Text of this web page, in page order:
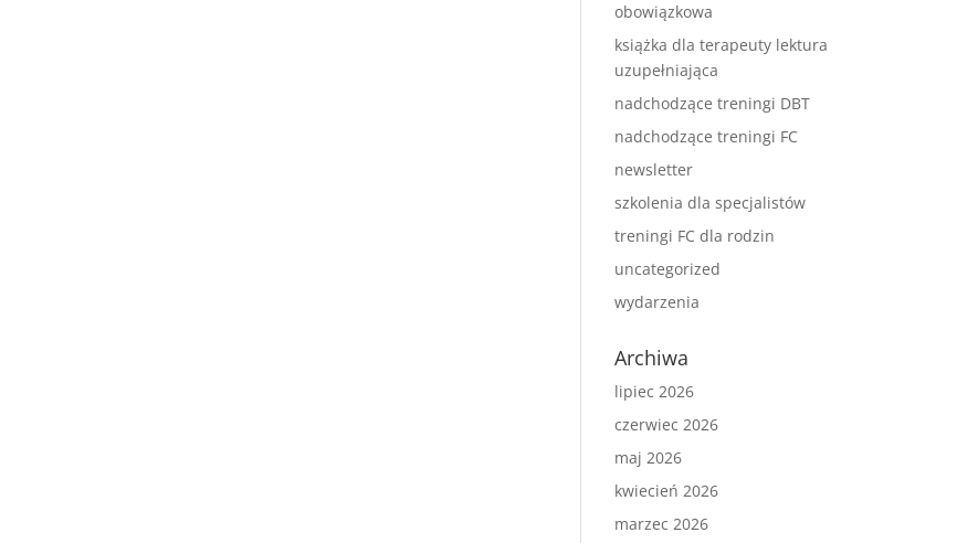
obowiązkowa
książka dla terapeuty lektura
uzupełniająca
nadchodzące treningi DBT
nadchodzące treningi FC
newsletter
szkolenia dla specjalistów
treningi FC dla rodzin
uncategorized
wydarzenia
Archiwa
lipiec 2026
czerwiec 2026
maj 2026
kwiecień 2026
marzec 2026